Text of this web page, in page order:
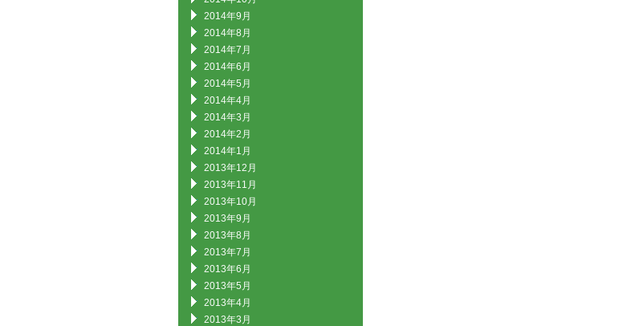
2014年9月
2014年8月
2014年7月
2014年6月
2014年5月
2014年4月
2014年3月
2014年2月
2014年1月
2013年12月
2013年11月
2013年10月
2013年9月
2013年8月
2013年7月
2013年6月
2013年5月
2013年4月
2013年3月